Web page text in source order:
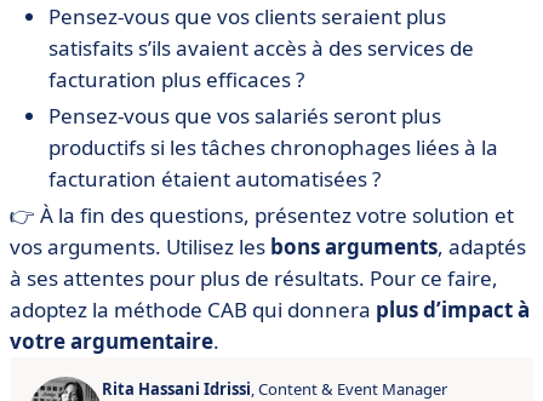
Pensez-vous que vos clients seraient plus
satisfaits s’ils avaient accès à des services de
facturation plus efficaces ?
Pensez-vous que vos salariés seront plus
productifs si les tâches chronophages liées à la
facturation étaient automatisées ?
👉 À la fin des questions, présentez votre solution et
vos arguments. Utilisez les bons arguments, adaptés
à ses attentes pour plus de résultats. Pour ce faire,
adoptez la méthode CAB qui donnera plus d’impact à
votre argumentaire.
Rita Hassani Idrissi, Content & Event Manager